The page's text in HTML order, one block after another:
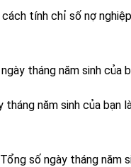
tính chỉ số nợ
tháng năm sinh của
năm sinh của bạn
số ngày tháng năm